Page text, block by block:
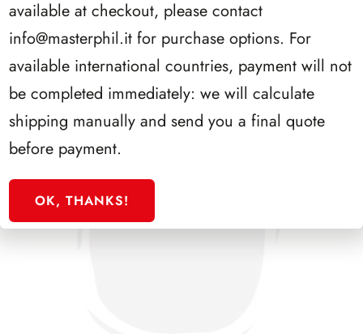
available at checkout, please contact
info@masterphil.it for purchase options. For
available international countries, payment will not
be completed immediately: we will calculate
shipping manually and send you a final quote
before payment.
OK, THANKS!